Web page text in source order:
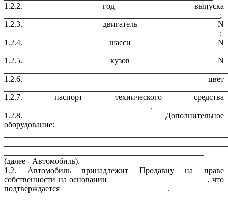
1.2.2. год выпуска
_____________________________________________________;
1.2.3. двигатель N
_____________________________________________________;
1.2.4. шасси N
1.2.5. кузов N
1.2.6. цвет
1.2.7. паспорт технического средства
____________________________________.
1.2.8. Дополнительное
оборудование:____________________________________
(далее - Автомобиль).
1.2. Автомобиль принадлежит Продавцу на праве
собственности на основании ________________________, что
подтверждается __________________________.